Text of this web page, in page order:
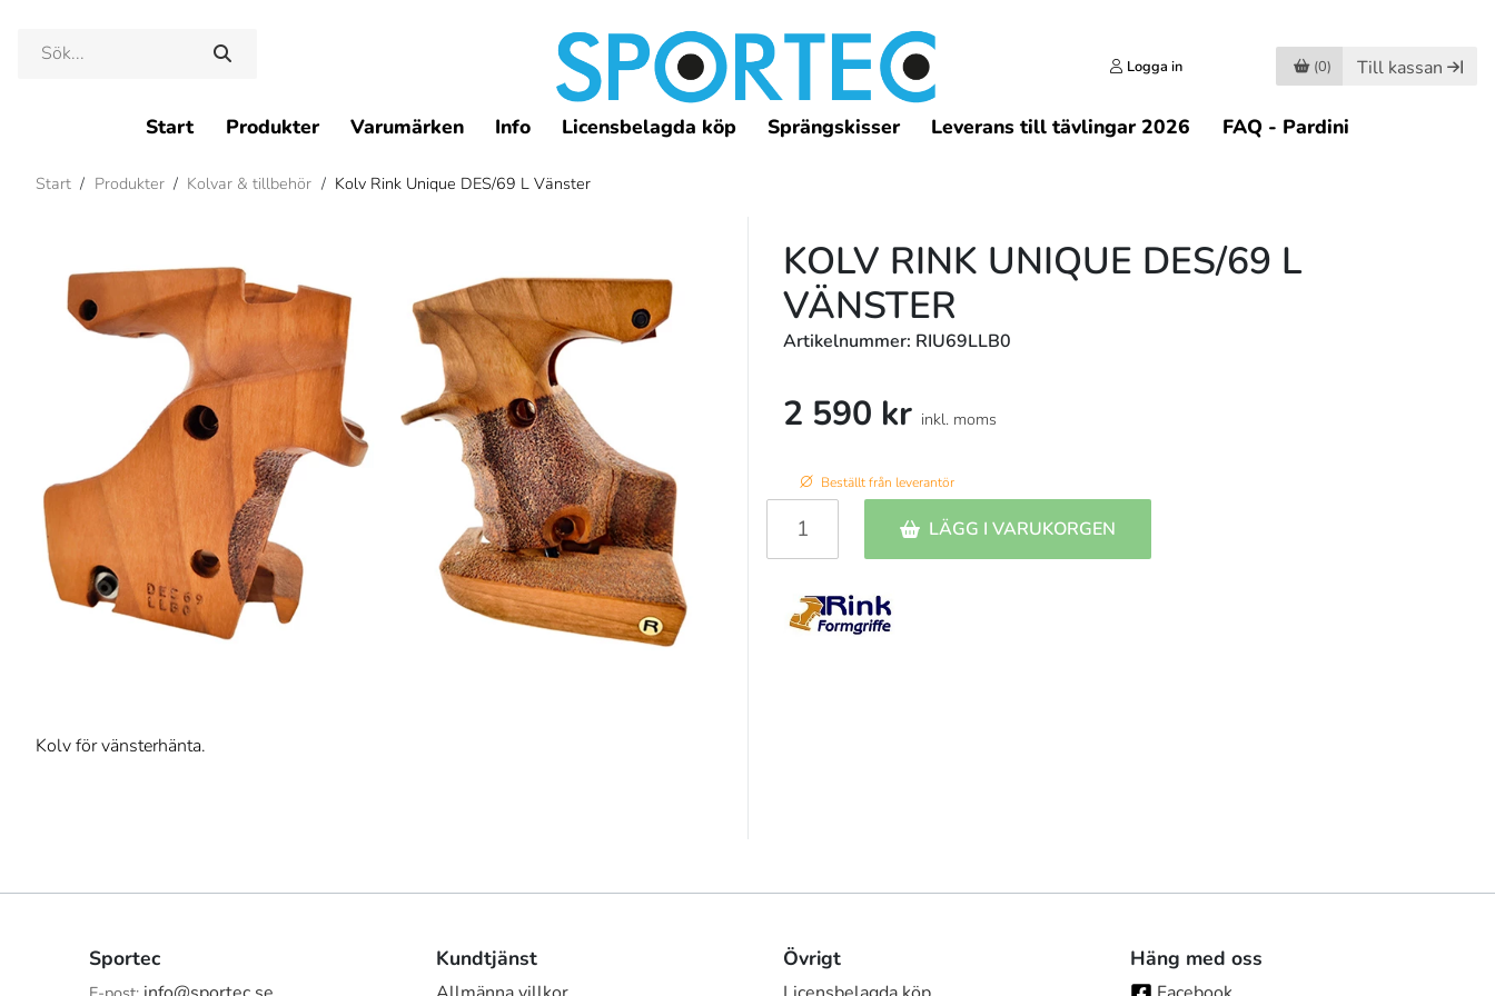
Logga in (0) Till kassan
Start Produkter Varumärken Info Licensbelagda köp Sprängskisser Leverans till tävlingar 2026 FAQ - Pardini
Start / Produkter / Kolvar & tillbehör / Kolv Rink Unique DES/69 L Vänster
KOLV RINK UNIQUE DES/69 L
VÄNSTER
Artikelnummer: RIU69LLB0
2 590 kr inkl. moms
Beställt från leverantör
LÄGG I VARUKORGEN
Kolv för vänsterhänta.
Sportec Kundtjänst Övrigt Häng med oss